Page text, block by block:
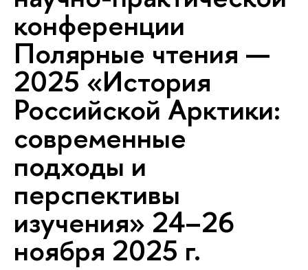
конференции
Полярные чтения —
2025 «История
Российской Арктики:
современные
подходы и
перспективы
изучения» 24–26
ноября 2025 г.